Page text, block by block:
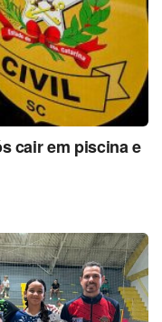
cair em piscina e